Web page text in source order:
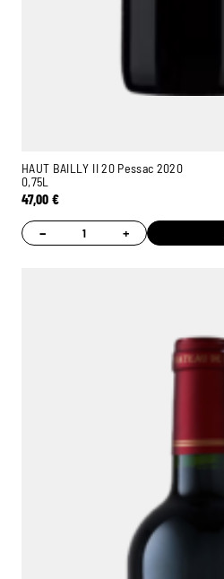
HAUT BAILLY II 20 Pessac 2020
0,75L
47,00€
− +